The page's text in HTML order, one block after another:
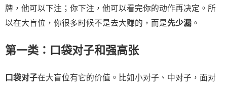
牌，他可以下注；你下注，他可以看完你的动作再决定。所
以在大盲位，你很多时候不是去大赚的，而是先少漏 。
第一类：口袋对子和强高张
口袋对子在大盲位有它的价值。比如小对子、中对子，面对